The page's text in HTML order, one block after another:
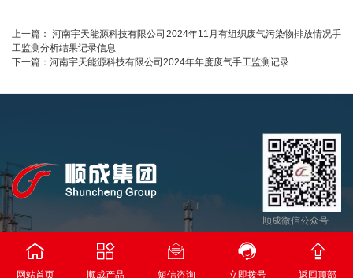
上一篇： 河南宇天能源科技有限公司2024年11月有组织废气污染物排放情况手
工监测分析结果记录信息
下一篇： 河南宇天能源科技有限公司2024年年度废气手工监测记录
顺成微信公众号
河南省顺成集团能源科技有限公司
返回顶部
豫ICP备17028932号-1

网站首页

顺成产品

短信咨询

立即拨号

返回顶部